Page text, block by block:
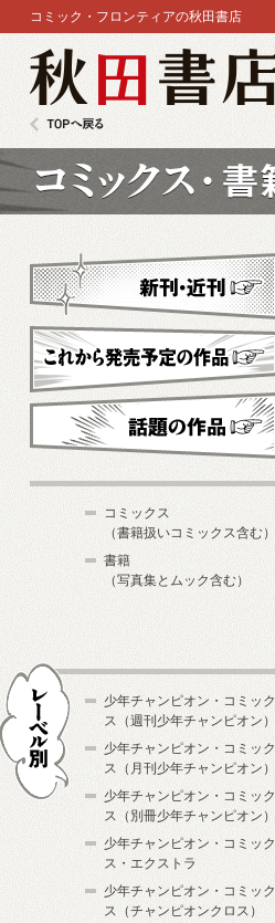
コミック・フロンティアの秋田書店
新刊・近刊
これから発売予定
コミックス
（書籍扱いコミックス含む）
書籍
（写真集とムック含む）
少年チャンピオン・コミック
ス（週刊少年チャンピオン）
少年チャンピオン・コミック
ス（月刊少年チャンピオン）
少年チャンピオン・コミック
ス（別冊少年チャンピオン）
少年チャンピオン・コミック
ス・エクストラ
少年チャンピオン・コミック
ス（チャンピオンクロス）